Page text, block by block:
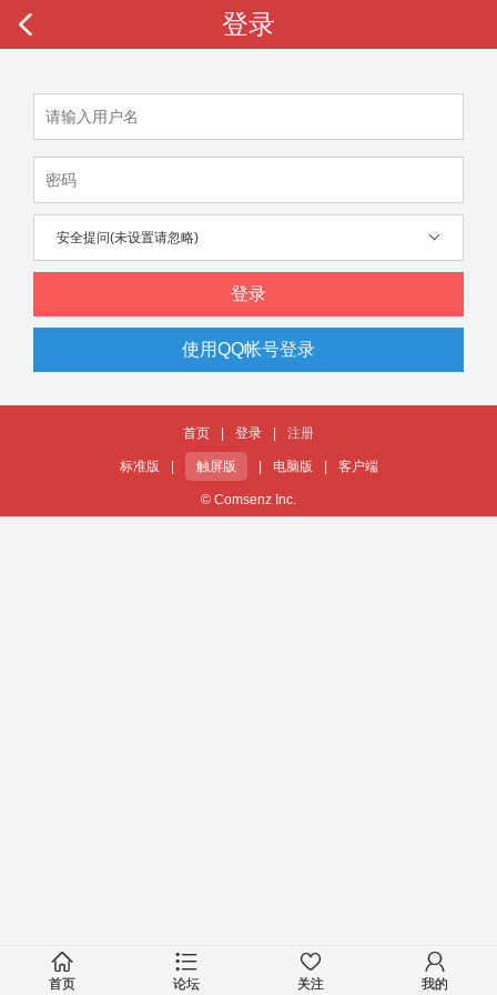
登录
安全提问(未设置请忽略)
登录
使用QQ帐号登录
首页 登录 注册
标准版 触屏版 电脑版 客户端
© Comsenz Inc.
首页 论坛 关注 我的